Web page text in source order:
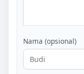
Nama (opsional)